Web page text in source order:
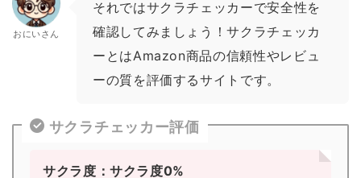
おにいさん
それではサクラチェッカーで安全性を
確認してみましょう！サクラチェッカ
ーとはAmazon商品の信頼性やレビュ
ーの質を評価するサイトです。
サクラチェッカー評価
サクラ度：サクラ度0%